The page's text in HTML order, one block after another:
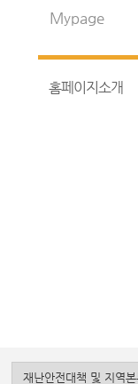
Mypage
홈페이지소개